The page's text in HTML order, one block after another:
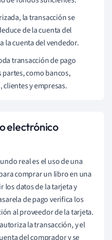
la transacción se
de la cuenta del
la cuenta del vendedor.
transacción de pago
como bancos,
clientes y empresas.
electrónico
real es el uso de una
comprar un libro en una
datos de la tarjeta y
de pago verifica los
al proveedor de la tarjeta.
la transacción, y el
del comprador y se